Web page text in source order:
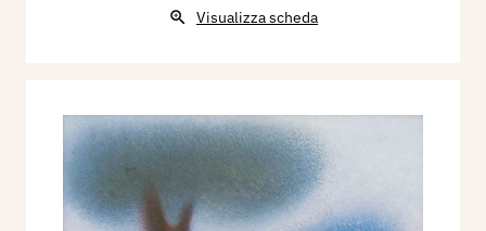
Visualizza scheda